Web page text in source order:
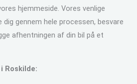
hjemmeside. Vores venlige
dig gennem hele processen, besvare
afhentningen af din bil på et
Roskilde: